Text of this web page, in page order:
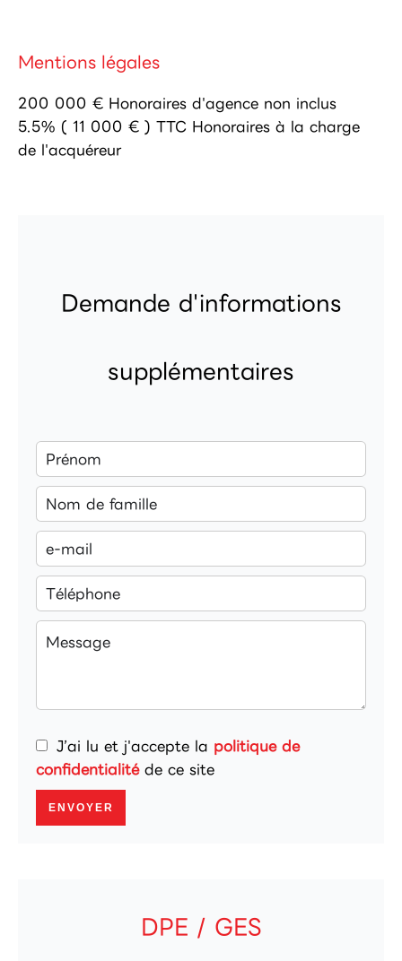
Mentions légales
200 000 € Honoraires d'agence non inclus
5.5% ( 11 000 € ) TTC Honoraires à la charge
de l'acquéreur
Demande d'informations
supplémentaires
J’ai lu et j'accepte la politique de
confidentialitéde ce site
ENVOYER
DPE / GES